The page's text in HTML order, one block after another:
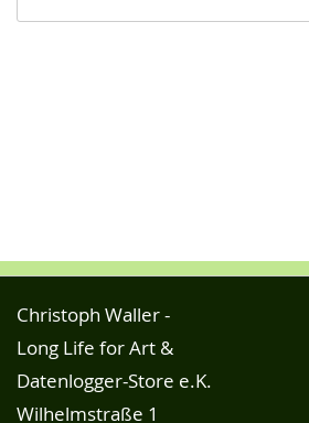
Christoph Waller -
Long Life for Art &
Datenlogger-Store e.K.
Wilhelmstraße 1